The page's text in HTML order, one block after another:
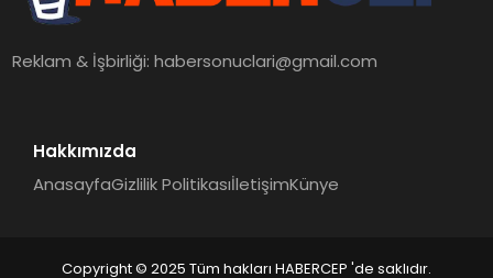
Reklam & İşbirliği:habersonuclari@gmail.com
Hakkımızda
AnasayfaGizlilik PolitikasıİletişimKünye
Copyright © 2025 Tüm hakları HABERCEP 'de saklıdır.